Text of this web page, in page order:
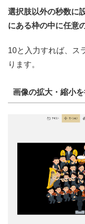
選択肢以外の秒数に
にある枠の中に任意
10と入力すれば、ス
ります。
画像の拡大・縮小